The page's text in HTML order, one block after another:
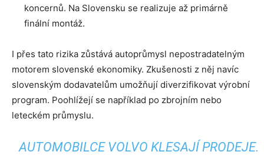
koncernů. Na Slovensku se realizuje až primárně
finální montáž.
I přes tato rizika zůstává autoprůmysl nepostradatelným
motorem slovenské ekonomiky. Zkušenosti z něj navíc
slovenským dodavatelům umožňují diverzifikovat výrobní
program. Poohlížejí se například po zbrojním nebo
leteckém průmyslu.
AUTOMOBILCE VOLVO KLESAJÍ PRODEJE.